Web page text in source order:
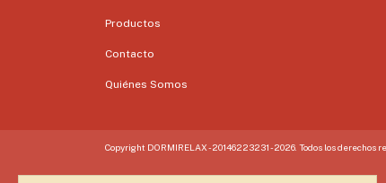
Productos
Contacto
Quiénes Somos
Copyright DORMIRELAX - 20146223231 - 2026. Todos los derechos